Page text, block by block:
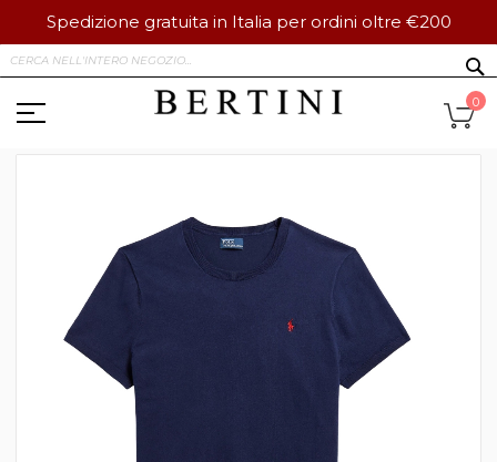
Spedizione gratuita in Italia per ordini oltre €200
al
contenuto
0